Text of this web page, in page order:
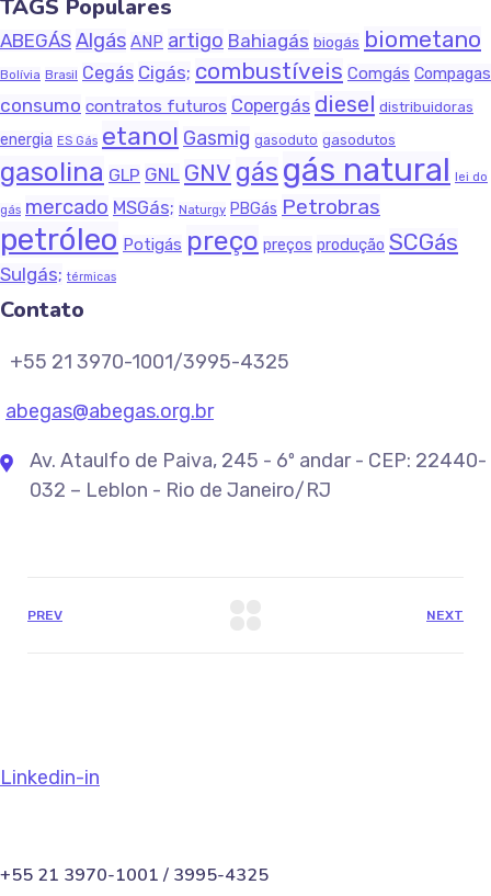
TAGS Populares
ABEGÁS Algás ANP artigo Bahiagás biogás biometano
Bolívia Brasil Cegás Cigás; combustíveis Comgás Compagas
consumo contratos futuros Copergás diesel distribuidoras
energia ES Gás etanol Gasmig gasoduto gasodutos
gasolina GLP GNL GNV gás gás natural lei do
gás mercado MSGás; Naturgy PBGás Petrobras
petróleo Potigás preço preços produção SCGás
Sulgás; térmicas
Contato
+55 21 3970-1001/3995-4325
abegas@abegas.org.br
Av. Ataulfo de Paiva, 245 - 6º andar - CEP: 22440-
032 – Leblon - Rio de Janeiro/RJ
PREV NEXT
Linkedin-in
+55 21 3970-1001 / 3995-4325